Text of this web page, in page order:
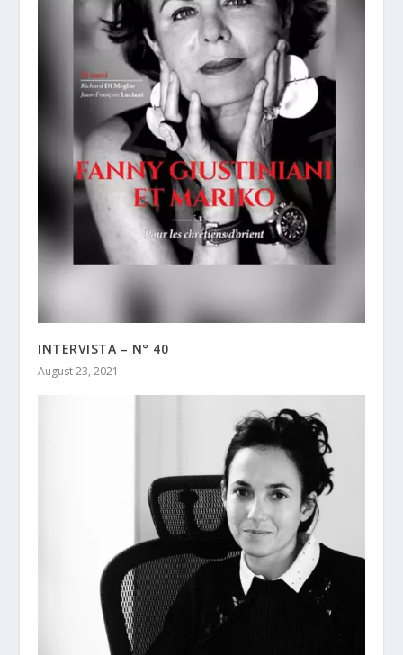
INTERVISTA – N° 40
August 23, 2021